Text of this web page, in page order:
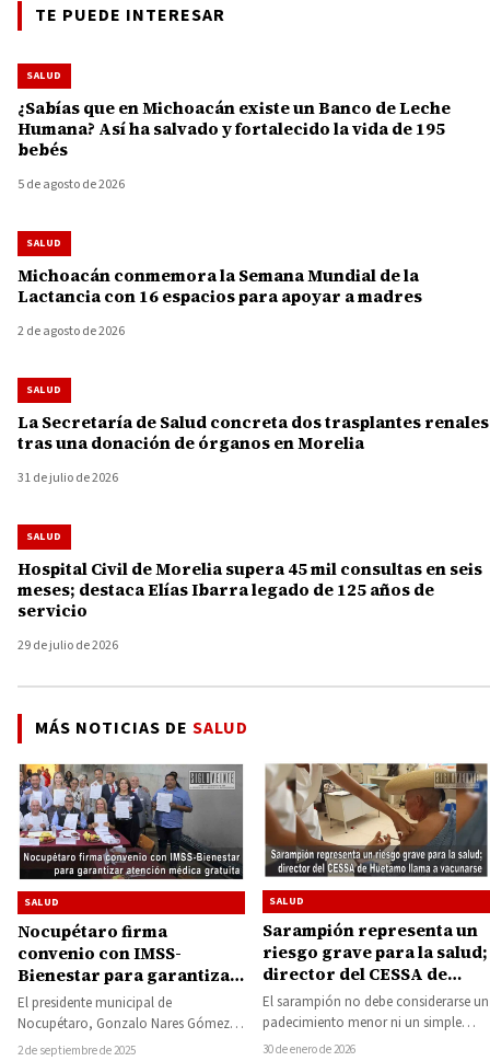
TE PUEDE INTERESAR
SALUD
¿Sabías que en Michoacán existe un Banco de Leche
Humana? Así ha salvado y fortalecido la vida de 195
bebés
5 de agosto de 2026
SALUD
Michoacán conmemora la Semana Mundial de la
Lactancia con 16 espacios para apoyar a madres
2 de agosto de 2026
SALUD
La Secretaría de Salud concreta dos trasplantes renales
tras una donación de órganos en Morelia
31 de julio de 2026
SALUD
Hospital Civil de Morelia supera 45 mil consultas en seis
meses; destaca Elías Ibarra legado de 125 años de
servicio
29 de julio de 2026
MÁS NOTICIAS DE SALUD
SALUD
Nocupétaro firma
convenio con IMSS-
Bienestar para garantizar
atención médica gratuita
El presidente municipal de
Nocupétaro, Gonzalo Nares Gómez,
anunció la firma de un convenio de
2 de septiembre de 2025
SALUD
Sarampión representa un
riesgo grave para la salud;
director del CESSA de
Huetamo llama a
vacunarse
El sarampión no debe considerarse un
padecimiento menor ni un simple
brote infantil, ya que puede dejar
30 de enero de 2026